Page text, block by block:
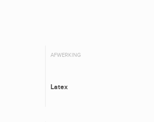
AFWERKING
Latex